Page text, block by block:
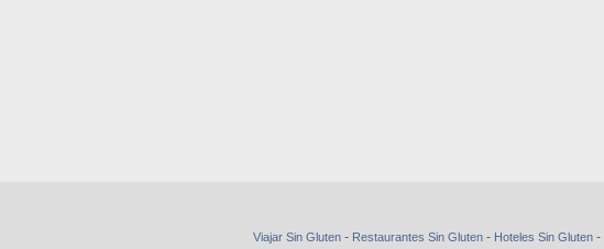
Viajar Sin Gluten - Restaurantes Sin Gluten - Hoteles Sin Gluten -